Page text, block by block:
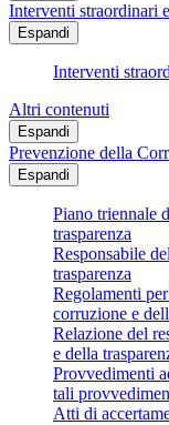
Interventi straordinari
Espandi
Interventi
Altri contenuti
Espandi
Prevenzione della
Espandi
Piano triennale
trasparenza
Responsabile
trasparenza
Regolamenti
corruzione e
Relazione del
e della
Provvedimenti
tali
Atti di